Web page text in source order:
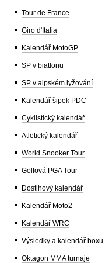
Tour de France
Giro d'Italia
Kalendář MotoGP
SP v biatlonu
SP v alpském lyžování
Kalendář šipek PDC
Cyklistický kalendář
Atletický kalendář
World Snooker Tour
Golfová PGA Tour
Dostihový kalendář
Kalendář Moto2
Kalendář WRC
Výsledky a kalendář boxu
Oktagon MMA turnaje